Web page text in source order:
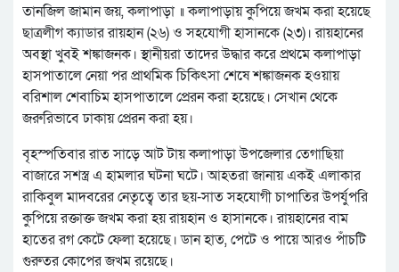
তানজিল জামান জয়, কলাপাড়া ॥ কলাপাড়ায় কুপিয়ে জখম করা হয়েছে
ছাত্রলীগ ক্যাডার রায়হান (২৬) ও সহযোগী হাসানকে (২৩)। রায়হানের
অবস্থা খুবই শঙ্কাজনক। স্থানীয়রা তাদের উদ্ধার করে প্রথমে কলাপাড়া
হাসপাতালে নেয়া পর প্রাথমিক চিকিৎসা শেষে শঙ্কাজনক হওয়ায়
বরিশাল শেবাচিম হাসপাতালে প্রেরন করা হয়েছে। সেখান থেকে
জরুরিভাবে ঢাকায় প্রেরন করা হয়।
বৃহস্পতিবার রাত সাড়ে আট টায় কলাপাড়া উপজেলার তেগাছিয়া
বাজারে সশস্ত্র এ হামলার ঘটনা ঘটে। আহতরা জানায় একই এলাকার
রাকিবুল মাদবরের নেতৃত্বে তার ছয়-সাত সহযোগী চাপাতির উপর্যুপরি
কুপিয়ে রক্তাক্ত জখম করা হয় রায়হান ও হাসানকে। রায়হানের বাম
হাতের রগ কেটে ফেলা হয়েছে। ডান হাত, পেটে ও পায়ে আরও পাঁচটি
গুরুতর কোপের জখম রয়েছে।